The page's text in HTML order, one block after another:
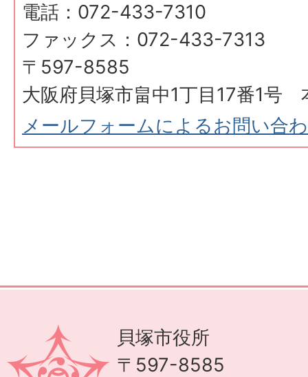
電話：072-433-7310
ファックス：072-433-7313
〒597-8585
大阪府貝塚市畠中1丁目17番1号
メールフォームによるお問い合
貝塚市役所
〒597-8585